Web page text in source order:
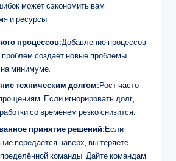
может сэкономить вам
и ресурсы.
процессов:Добавление процессов
создаёт новые проблемы.
минимуме.
техническим долгом:Рост часто
Если игнорировать долг,
со временем резко снизится.
принятие решений:Если
передаётся наверх, вы теряете
команды. Дайте командам